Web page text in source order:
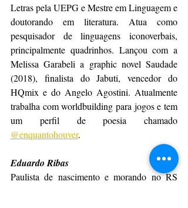
Letras pela UEPG e Mestre em Linguagem e
doutorando em literatura. Atua como
pesquisador de linguagens iconoverbais,
principalmente quadrinhos. Lançou com a
Melissa Garabeli a graphic novel Saudade
(2018), finalista do Jabuti, vencedor do
HQmix e do Angelo Agostini. Atualmente
trabalha com worldbuilding para jogos e tem
@enquantohouver.
Eduardo Ribas
Paulista de nascimento e morando no RS